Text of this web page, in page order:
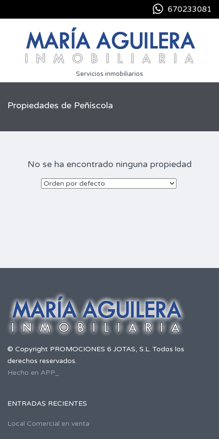
670233081
Servicios inmobiliarios
Propiedades de Peñíscola
No se ha encontrado ninguna propiedad
© Copyright PROMOCIONES 6 JOTAS, S.L. Todos los
derechos reservados.
Hecho en APP_
ENTRADAS RECIENTES
Local Comercial en venta